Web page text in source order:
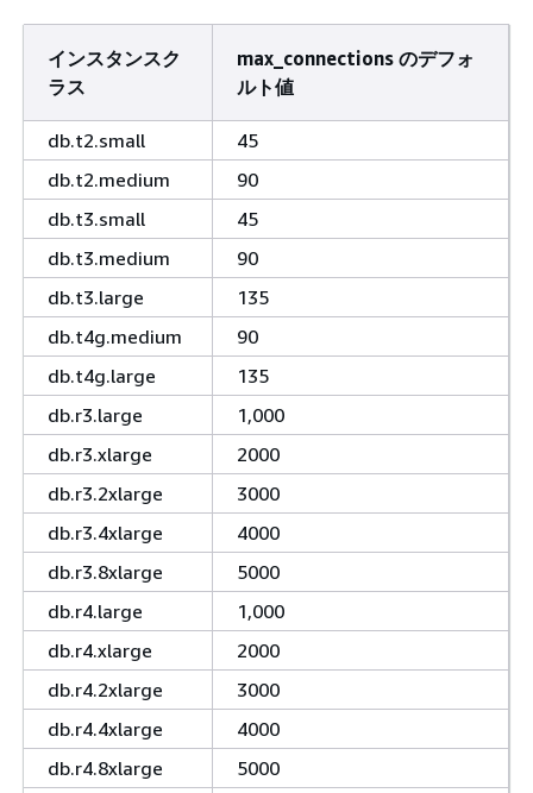
インスタンスク
ラス
max_connections のデフォ
ルト値
db.t2.small
45
db.t2.medium
90
db.t3.small
45
db.t3.medium
90
db.t3.large
135
db.t4g.medium
90
db.t4g.large
135
db.r3.large
1,000
db.r3.xlarge
2000
db.r3.2xlarge
3000
db.r3.4xlarge
4000
db.r3.8xlarge
5000
db.r4.large
1,000
db.r4.xlarge
2000
db.r4.2xlarge
3000
db.r4.4xlarge
4000
db.r4.8xlarge
5000